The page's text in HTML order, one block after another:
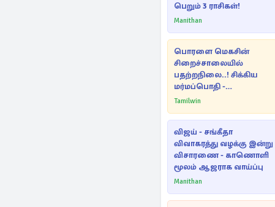
பெறும் 3 ராசிகள்!
Manithan
பொரளை மெகசின்
சிறைச்சாலையில்
பதற்றநிலை..! சிக்கிய
மர்மப்பொதி -
பின்னணியில் வெளியான
Tamilwin
விஜய் - சங்கீதா
விவாகரத்து வழக்கு இன்று
விசாரணை - காணொளி
மூலம் ஆஜராக வாய்ப்பு
Manithan